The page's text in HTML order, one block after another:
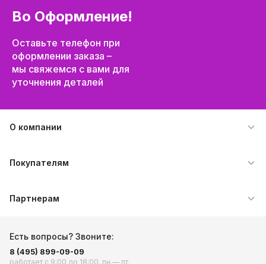
Во Оформление!
Оставьте телефон при
оформлении заказа –
мы свяжемся с вами для
уточнения деталей
О компании
Документы
Покупателям
Оплата
Вопросы и ответы
Партнерам
Стать партнером
Есть вопросы? Звоните:
8 (495) 899-09-09
работает с 9:00 до 18:00, пн.— пт.